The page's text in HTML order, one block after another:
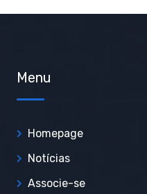
Menu
Homepage
Notícias
Associe-se